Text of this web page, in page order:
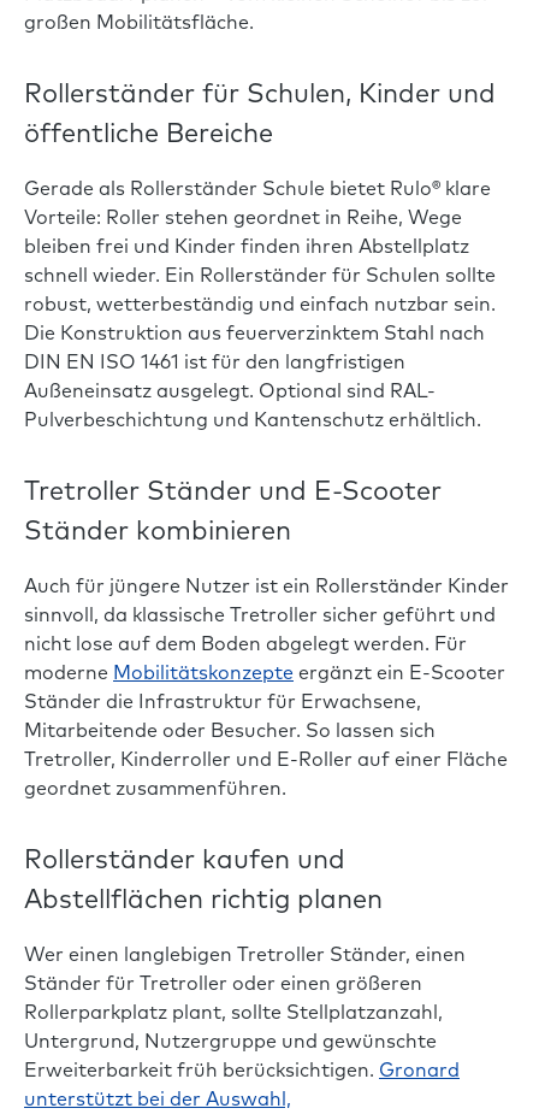
großen Mobilitätsfläche.
Rollerständer für Schulen, Kinder und
öffentliche Bereiche
Gerade als Rollerständer Schule bietet Rulo® klare
Vorteile: Roller stehen geordnet in Reihe, Wege
bleiben frei und Kinder finden ihren Abstellplatz
schnell wieder. Ein Rollerständer für Schulen sollte
robust, wetterbeständig und einfach nutzbar sein.
Die Konstruktion aus feuerverzinktem Stahl nach
DIN EN ISO 1461 ist für den langfristigen
Außeneinsatz ausgelegt. Optional sind RAL-
Pulverbeschichtung und Kantenschutz erhältlich.
Tretroller Ständer und E-Scooter
Ständer kombinieren
Auch für jüngere Nutzer ist ein Rollerständer Kinder
sinnvoll, da klassische Tretroller sicher geführt und
nicht lose auf dem Boden abgelegt werden. Für
moderne Mobilitätskonzepte ergänzt ein E-Scooter
Ständer die Infrastruktur für Erwachsene,
Mitarbeitende oder Besucher. So lassen sich
Tretroller, Kinderroller und E-Roller auf einer Fläche
geordnet zusammenführen.
Rollerständer kaufen und
Abstellflächen richtig planen
Wer einen langlebigen Tretroller Ständer, einen
Ständer für Tretroller oder einen größeren
Rollerparkplatz plant, sollte Stellplatzanzahl,
Untergrund, Nutzergruppe und gewünschte
Erweiterbarkeit früh berücksichtigen. Gronard
unterstützt bei der Auswahl,